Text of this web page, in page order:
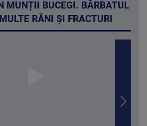
MUNȚII BUCEGI. BĂRBATUL
RĂNI ȘI FRACTURI